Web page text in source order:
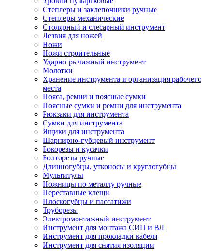
Степлеры и заклепочники ручные
Степлеры механические
Столярный и слесарный инструмент
Лезвия для ножей
Ножи
Ножи строительные
Ударно-рычажный инструмент
Молотки
Хранение инструмента и организация рабочего
места
Пояса, ремни и поясные сумки
Поясные сумки и ремни для инструмента
Рюкзаки для инструмента
Сумки для инструмента
Ящики для инструмента
Шарнирно-губцевый инструмент
Бокорезы и кусачки
Болторезы ручные
Длинногубцы, утконосы и круглогубцы
Мультитулы
Ножницы по металлу ручные
Переставные клещи
Плоскогубцы и пассатижи
Труборезы
Электромонтажный инструмент
Инструмент для монтажа СИП и ВЛ
Инструмент для прокладки кабеля
Инструмент для снятия изоляции